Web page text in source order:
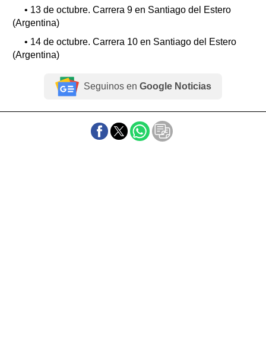
• 13 de octubre. Carrera 9 en Santiago del Estero
(Argentina)
• 14 de octubre. Carrera 10 en Santiago del Estero
(Argentina)
Seguinos en Google Noticias